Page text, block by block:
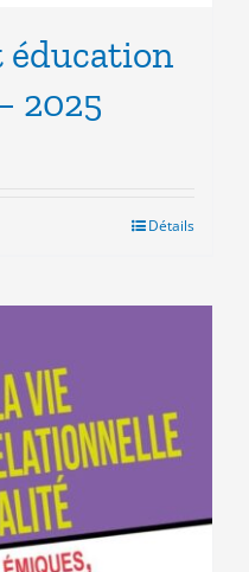
éducation
2025
Détails